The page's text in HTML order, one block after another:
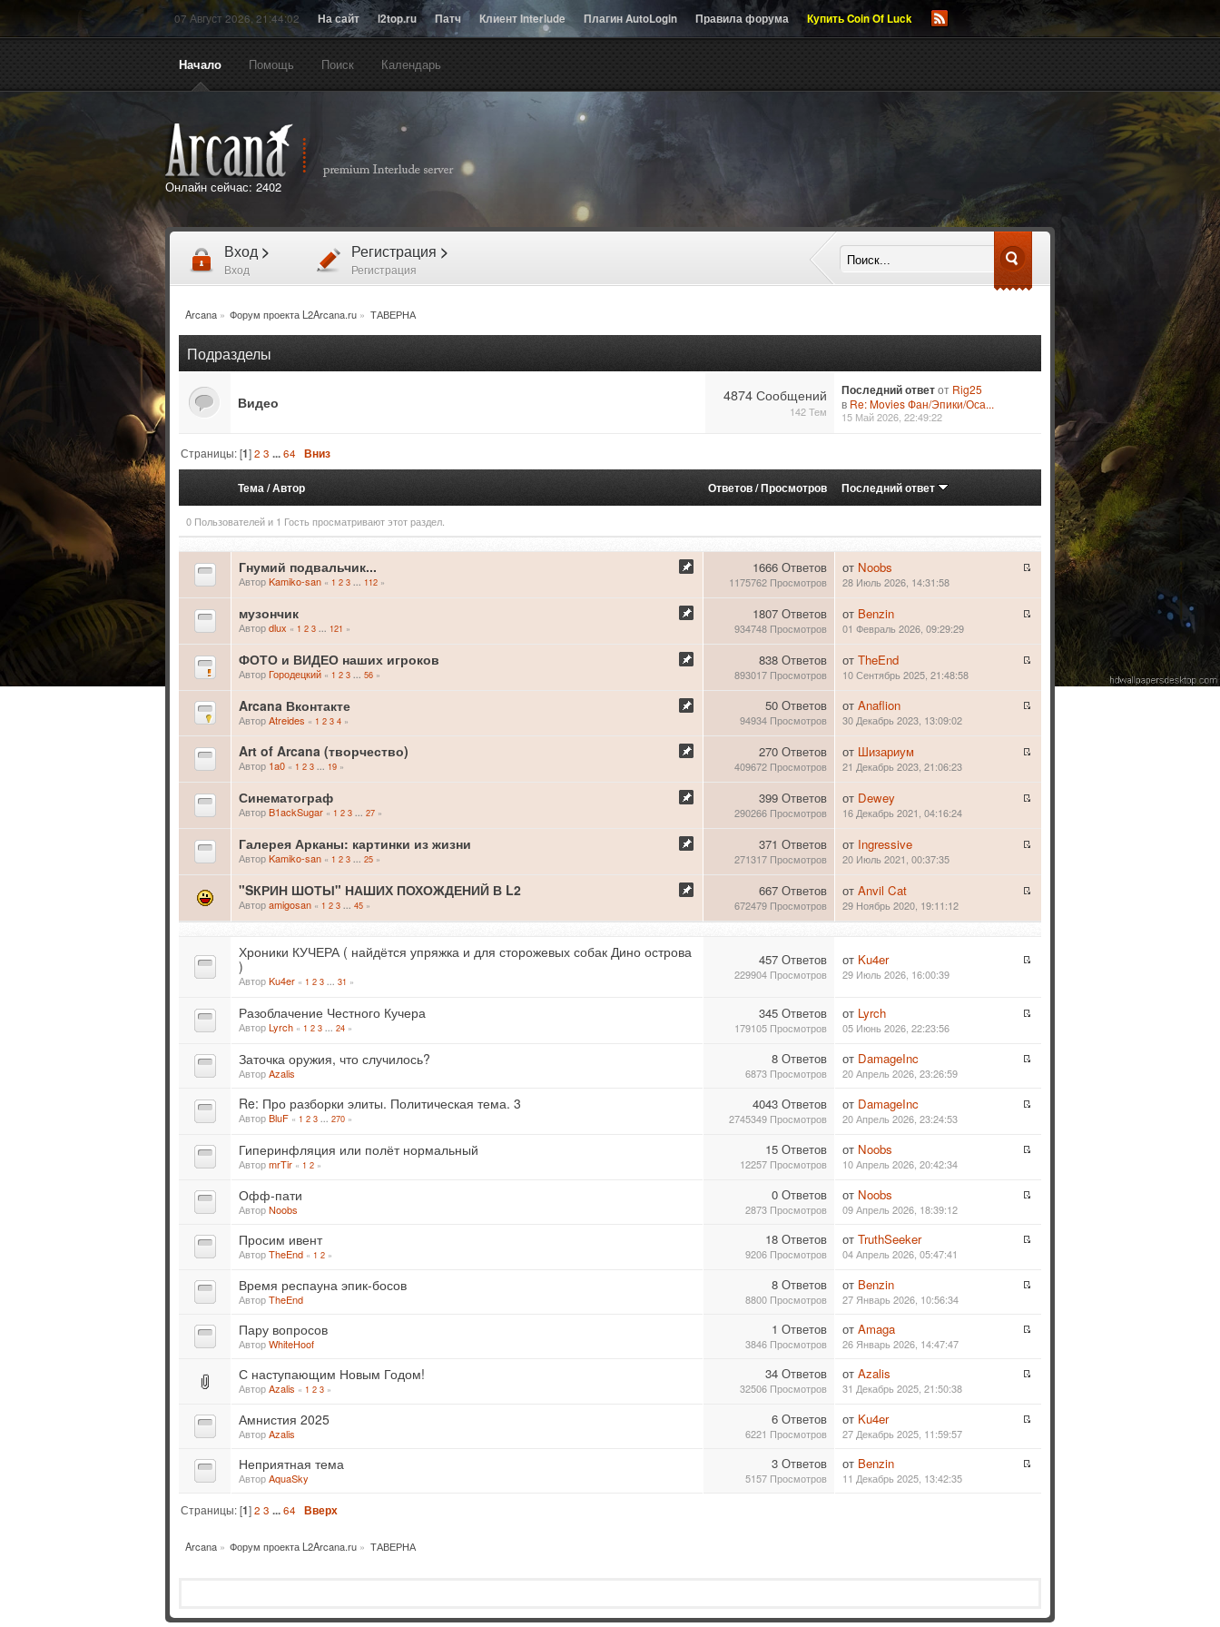
07 Август 2026, 21:44:02 На сайт l2top.ru Патч Клиент Interlude Плагин AutoLogin Правила форума Купить Coin Of Luck
Начало Помощь Поиск Календарь
Онлайн сейчас: 2402
Вход >
Вход
Регистрация >
Регистрация
Arcana» Форум проекта L2Arcana.ru » ТАВЕРНА
Подразделы
Видео 4874 Сообщений
142 Тем
Последний ответот Rig25
в Re: Movies Фан/Эпики/Оса...
15 Май 2026, 22:49:22
Страницы: [1]2 3 ...64 Вниз
Тема/Автор Ответов/Просмотров Последний ответ
0 Пользователей и 1 Гость просматривают этот раздел.
Гнумий подвальчик...
АвторKamiko-san « 1 2 3 ... 112 »
1666 Ответов
1175762 Просмотров
от Noobs
28 Июль 2026, 14:31:58
музончик
Авторdlux « 1 2 3 ... 121 »
1807 Ответов
934748 Просмотров
от Benzin
01 Февраль 2026, 09:29:29
ФОТО и ВИДЕО наших игроков
Автор Городецкий « 1 2 3 ... 56 »
838 Ответов
893017 Просмотров
от TheEnd
10 Сентябрь 2025, 21:48:58
Arcana Вконтакте
АвторAtreides « 1 2 3 4 »
50 Ответов
94934 Просмотров
от Anaflion
30 Декабрь 2023, 13:09:02
Art of Arcana (творчество)
Автор 1a0 « 1 2 3 ... 19 »
270 Ответов
409672 Просмотров
от Шизариум
21 Декабрь 2023, 21:06:23
Синематограф
АвторB1ackSugar « 1 2 3 ... 27 »
399 Ответов
290266 Просмотров
от Dewey
16 Декабрь 2021, 04:16:24
Галерея Арканы: картинки из жизни
АвторKamiko-san « 1 2 3 ... 25 »
371 Ответов
271317 Просмотров
от Ingressive
20 Июль 2021, 00:37:35
"SКРИН ШОТЫ" НАШИХ ПОХОЖДЕНИЙ В L2
Авторamigosan « 1 2 3 ... 45 »
667 Ответов
672479 Просмотров
от Anvil Cat
29 Ноябрь 2020, 19:11:12
Хроники КУЧЕРА ( найдётся упряжка и для сторожевых собак Дино острова
)
АвторKu4er « 1 2 3 ... 31 »
457 Ответов
229904 Просмотров
от Ku4er
29 Июль 2026, 16:00:39
Разоблачение Честного Кучера
АвторLyrch « 1 2 3 ... 24 »
345 Ответов
179105 Просмотров
от Lyrch
05 Июнь 2026, 22:23:56
Заточка оружия, что случилось?
АвторAzalis
8 Ответов
6873 Просмотров
от DamageInc
20 Апрель 2026, 23:26:59
Re: Про разборки элиты. Политическая тема. 3
АвторBluF « 1 2 3 ... 270 »
4043 Ответов
2745349 Просмотров
от DamageInc
20 Апрель 2026, 23:24:53
Гиперинфляция или полёт нормальный
АвторmrTir « 1 2 »
15 Ответов
12257 Просмотров
от Noobs
10 Апрель 2026, 20:42:34
Офф-пати
АвторNoobs
0 Ответов
2873 Просмотров
от Noobs
09 Апрель 2026, 18:39:12
Просим ивент
АвторTheEnd « 1 2 »
18 Ответов
9206 Просмотров
от TruthSeeker
04 Апрель 2026, 05:47:41
Время респауна эпик-босов
АвторTheEnd
8 Ответов
8800 Просмотров
от Benzin
27 Январь 2026, 10:56:34
Пару вопросов
АвторWhiteHoof
1 Ответов
3846 Просмотров
от Amaga
26 Январь 2026, 14:47:47
С наступающим Новым Годом!
АвторAzalis « 1 2 3 »
34 Ответов
32506 Просмотров
от Azalis
31 Декабрь 2025, 21:50:38
Амнистия 2025
АвторAzalis
6 Ответов
6221 Просмотров
от Ku4er
27 Декабрь 2025, 11:59:57
Неприятная тема
АвторAquaSky
3 Ответов
5157 Просмотров
от Benzin
11 Декабрь 2025, 13:42:35
Страницы: [1]2 3 ...64 Вверх
Arcana» Форум проекта L2Arcana.ru » ТАВЕРНА